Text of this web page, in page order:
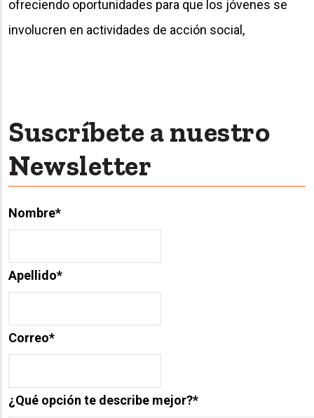
ofreciendo oportunidades para que los jóvenes se
involucren en actividades de acción social,
Suscríbete a nuestro
Newsletter
Nombre*
Apellido*
Correo*
¿Qué opción te describe mejor?*